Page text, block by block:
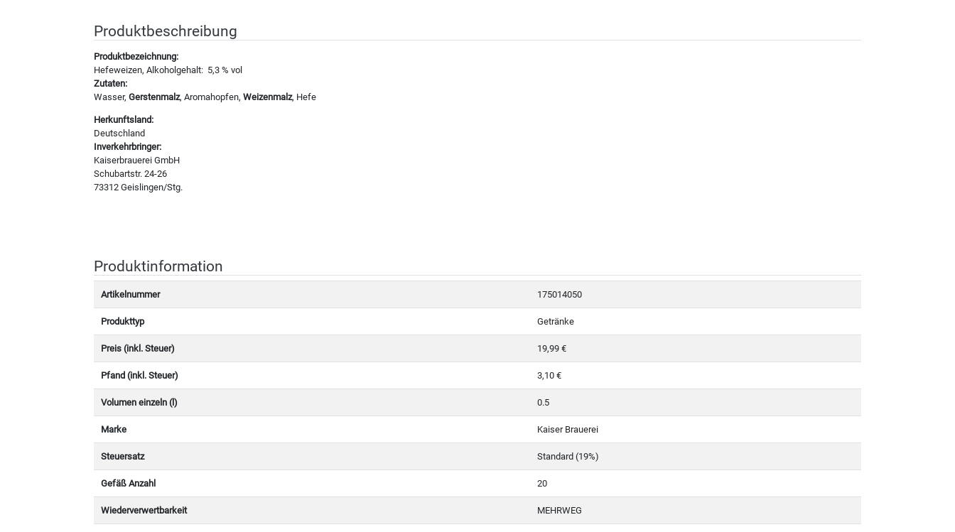
Produktbeschreibung
Produktbezeichnung:
Hefeweizen, Alkoholgehalt: 5,3 % vol
Zutaten:
Wasser, Gerstenmalz, Aromahopfen, Weizenmalz, Hefe
Herkunftsland:
Deutschland
Inverkehrbringer:
Kaiserbrauerei GmbH
Schubartstr. 24-26
73312 Geislingen/Stg.
Produktinformation
Artikelnummer 175014050
Produkttyp Getränke
Preis (inkl. Steuer) 19,99 €
Pfand (inkl. Steuer) 3,10 €
Volumen einzeln (l) 0.5
Marke Kaiser Brauerei
Steuersatz Standard (19%)
Gefäß Anzahl 20
Wiederverwertbarkeit MEHRWEG